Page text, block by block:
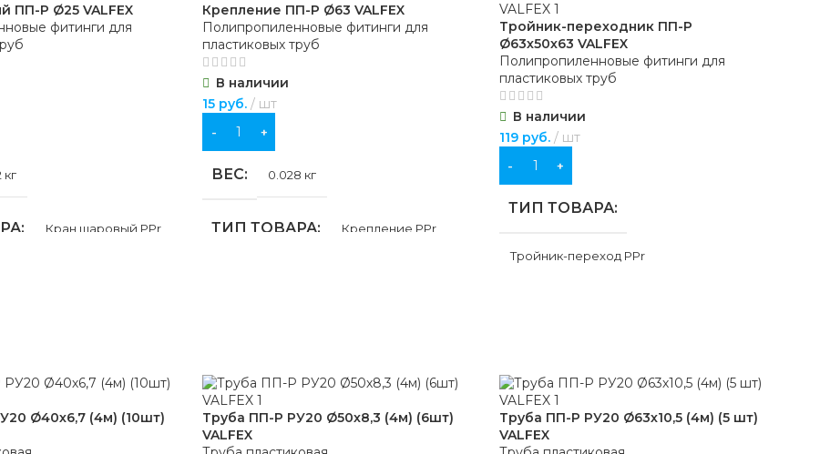
ПП-Р Ø25 VALFEX
фитинги для
кг
Кран шаровый PPr
пайка
Крепление ПП-Р Ø63 VALFEX
Полипропиленновые фитинги для
пластиковых труб
В наличии
15 руб. шт
В КОРЗИНУ
ВЕС 0.028 кг
ТИП ТОВАРА Крепление PPr
ОБЛАСТЬ ПРИМЕНЕНИЯ
горячее водоснабжение
Тройник-переходник ПП-Р
Ø63х50х63 VALFEX
Полипропиленновые фитинги для
пластиковых труб
В наличии
119руб. шт
В КОРЗИНУ
ТИП ТОВАРА
Тройник-переход PPr
СОЕДИНЕНИЕ пайка
Ø40х6,7 (4м) (10шт)
Труба ПП-Р РУ20 Ø50х8,3 (4м) (6шт)
VALFEX
Труба ПП-Р РУ20 Ø63х10,5 (4м) (5 шт)
VALFEX